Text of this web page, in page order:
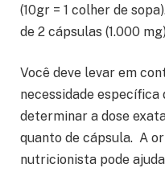
(10gr = 1 colher de
de 2 cápsulas (1.000
Você deve levar em
necessidade
determinar a dose
quanto de cápsula. A
nutricionista pode